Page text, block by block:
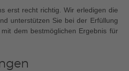
erst recht richtig. Wir erledigen die
unterstützen Sie bei der Erfüllung
dem bestmöglichen Ergebnis für